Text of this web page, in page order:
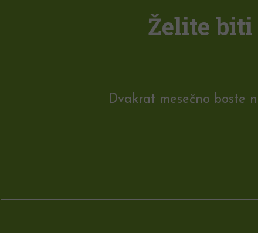
Želite biti
Dvakrat mesečno boste